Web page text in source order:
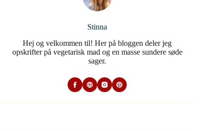
Stinna
Hej og velkommen til! Her på bloggen deler jeg
opskrifter på vegetarisk mad og en masse sundere søde
sager.